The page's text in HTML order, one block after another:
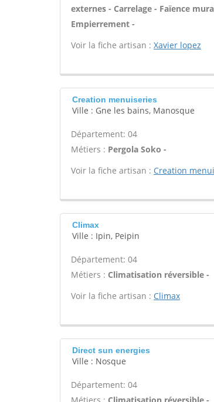
externes - Carrelage - Faïence
Empierrement -
Voir la fiche artisan : Xavier lopez
Creation menuiseries
Ville : Gne les bains, Manosque
Département: 04
Métiers : Pergola Soko -
Voir la fiche artisan : Creation
Climax
Ville : Ipin, Peipin
Département: 04
Métiers : Climatisation réversible -
Voir la fiche artisan : Climax
Direct sun energies
Ville : Nosque
Département: 04